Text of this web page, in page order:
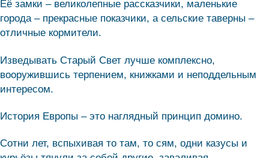
Её замки – великолепные рассказчики, маленькие
города – прекрасные показчики, а сельские таверны –
отличные кормители.
Изведывать Старый Свет лучше комплексно,
вооружившись терпением, книжками и неподдельным
интересом.
История Европы – это наглядный принцип домино.
Сотни лет, вспыхивая то там, то сям, одни казусы и